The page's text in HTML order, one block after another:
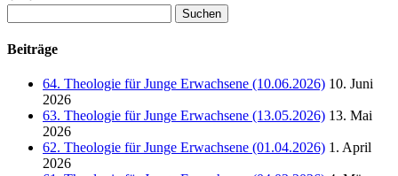
nach:
Beiträge
64. Theologie für Junge Erwachsene (10.06.2026) 10. Juni
2026
63. Theologie für Junge Erwachsene (13.05.2026) 13. Mai
2026
62. Theologie für Junge Erwachsene (01.04.2026) 1. April
2026